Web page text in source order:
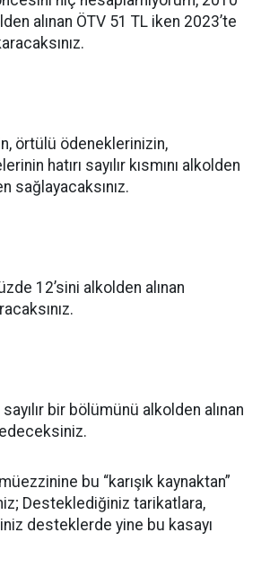
alınan ÖTV 51 TL iken 2023’te
örtülü ödeneklerinizin,
hatırı sayılır kısmını alkolden
sağlayacaksınız.
12’sini alkolden alınan
sayılır bir bölümünü alkolden alınan
bu “karışık kaynaktan”
Desteklediğiniz tarikatlara,
desteklerde yine bu kasayı